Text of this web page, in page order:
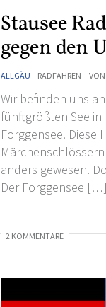
Stausee
gegen den
ALLGÄU – RADFAHREN – VON
Wir befinden uns
fünftgrößten See
Forggensee. Diese
anders gewesen.
Der Forggensee […]
2 KOMMENTARE